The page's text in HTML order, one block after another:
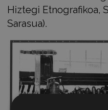
Hiztegi Etnografikoa,
Sarasua).